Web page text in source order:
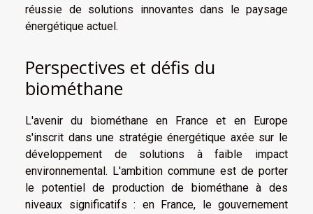
réussie de solutions innovantes dans le paysage
énergétique actuel.
Perspectives et défis du
biométhane
L'avenir du biométhane en France et en Europe
s'inscrit dans une stratégie énergétique axée sur le
développement de solutions à faible impact
environnemental. L'ambition commune est de porter
le potentiel de production de biométhane à des
niveaux significatifs : en France, le gouvernement